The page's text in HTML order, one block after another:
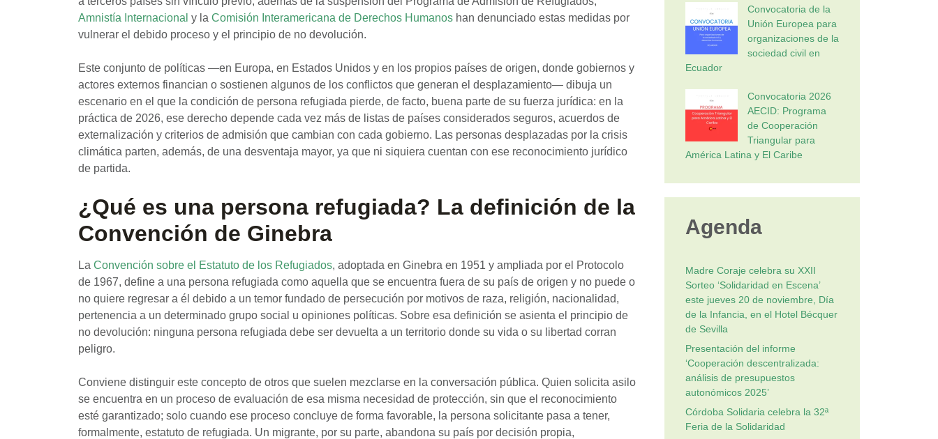
Amnistía Internacional y la Comisión Interamericana de Derechos Humanos han denunciado estas medidas por
vulnerar el debido proceso y el principio de no devolución.
Este conjunto de políticas —en Europa, en Estados Unidos y en los propios países de origen, donde gobiernos y
actores externos financian o sostienen algunos de los conflictos que generan el desplazamiento— dibuja un
escenario en el que la condición de persona refugiada pierde, de facto, buena parte de su fuerza jurídica: en la
práctica de 2026, ese derecho depende cada vez más de listas de países considerados seguros, acuerdos de
externalización y criterios de admisión que cambian con cada gobierno. Las personas desplazadas por la crisis
climática parten, además, de una desventaja mayor, ya que ni siquiera cuentan con ese reconocimiento jurídico
de partida.
¿Qué es una persona refugiada? La definición de la
Convención de Ginebra
La Convención sobre el Estatuto de los Refugiados, adoptada en Ginebra en 1951 y ampliada por el Protocolo
de 1967, define a una persona refugiada como aquella que se encuentra fuera de su país de origen y no puede o
no quiere regresar a él debido a un temor fundado de persecución por motivos de raza, religión, nacionalidad,
pertenencia a un determinado grupo social u opiniones políticas. Sobre esa definición se asienta el principio de
no devolución: ninguna persona refugiada debe ser devuelta a un territorio donde su vida o su libertad corran
peligro.
Conviene distinguir este concepto de otros que suelen mezclarse en la conversación pública. Quien solicita asilo
se encuentra en un proceso de evaluación de esa misma necesidad de protección, sin que el reconocimiento
esté garantizado; solo cuando ese proceso concluye de forma favorable, la persona solicitante pasa a tener,
formalmente, estatuto de refugiada. Un migrante, por su parte, abandona su país por decisión propia,
Convocatoria de la
Unión Europea para
organizaciones de la
sociedad civil en
Ecuador
Convocatoria 2026
AECID: Programa
de Cooperación
Triangular para
América Latina y El Caribe
Agenda
Madre Coraje celebra su XXII
Sorteo ‘Solidaridad en Escena’
este jueves 20 de noviembre, Día
de la Infancia, en el Hotel Bécquer
de Sevilla
Presentación del informe
‘Cooperación descentralizada:
análisis de presupuestos
autonómicos 2025’
Córdoba Solidaria celebra la 32ª
Feria de la Solidaridad